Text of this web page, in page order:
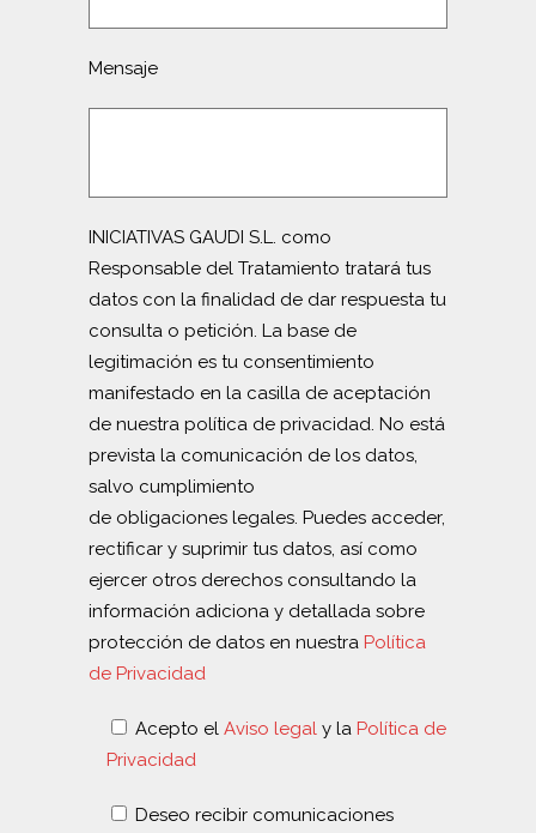
Mensaje
INICIATIVAS GAUDI S.L. como
Responsable del Tratamiento tratará tus
datos con la finalidad de dar respuesta tu
consulta o petición. La base de
legitimación es tu consentimiento
manifestado en la casilla de aceptación
de nuestra política de privacidad. No está
prevista la comunicación de los datos,
salvo cumplimiento
de obligaciones legales. Puedes acceder,
rectificar y suprimir tus datos, así como
ejercer otros derechos consultando la
información adiciona y detallada sobre
protección de datos en nuestra Política
de Privacidad
Acepto el Aviso legal y la Política de
Privacidad
Deseo recibir comunicaciones